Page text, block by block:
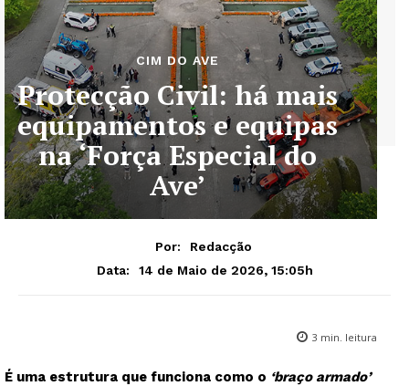
CIM DO AVE
Protecção Civil: há mais
equipamentos e equipas
na ‘Força Especial do
Ave’
Por:
Redacção
Data:
14 de Maio de 2026, 15:05h
3 min. leitura
É uma estrutura que funciona como o ‘braço armado’